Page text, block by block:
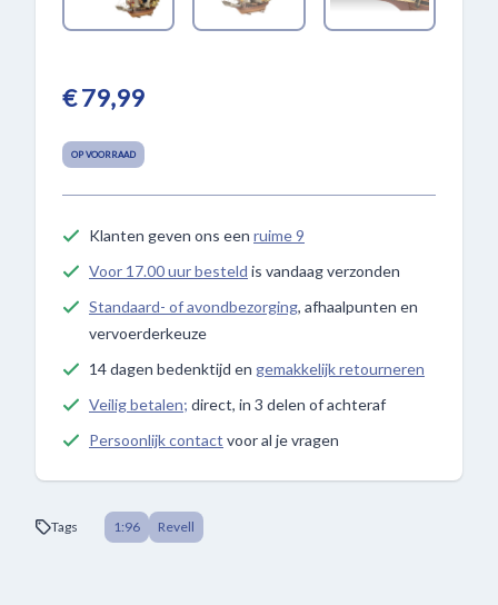
€ 79,99
OP VOORRAAD
Klanten geven ons een ruime 9
Voor 17.00 uur besteld is vandaag verzonden
Standaard- of avondbezorging, afhaalpunten en
vervoerderkeuze
14 dagen bedenktijd en gemakkelijk retourneren
Veilig betalen; direct, in 3 delen of achteraf
Persoonlijk contact voor al je vragen
Tags 1:96 Revell